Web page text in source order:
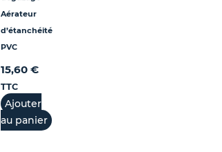
Aérateur
d’étanchéité
PVC
15,60€
TTC
Ajouter
au panier